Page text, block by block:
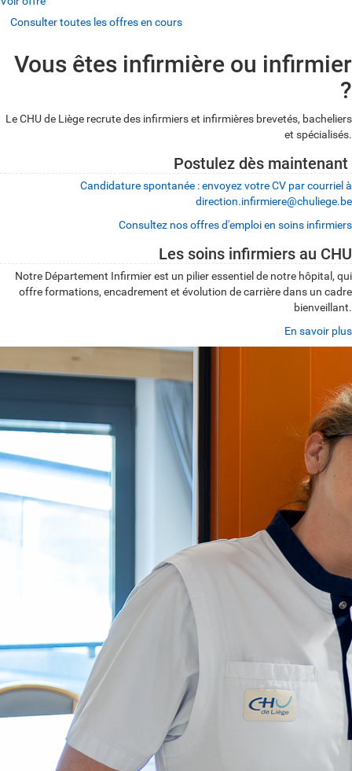
Consulter toutes les offres en cours
Vous êtes infirmière ou infirmier
?
Le CHU de Liège recrute des infirmiers et infirmières brevetés, bacheliers
et spécialisés.
Postulez dès maintenant
Candidature spontanée : envoyez votre CV par courriel à
direction.infirmiere@chuliege.be
Consultez nos offres d'emploi en soins infirmiers
Les soins infirmiers au CHU
Notre Département Infirmier est un pilier essentiel de notre hôpital, qui
offre formations, encadrement et évolution de carrière dans un cadre
bienveillant.
En savoir plus